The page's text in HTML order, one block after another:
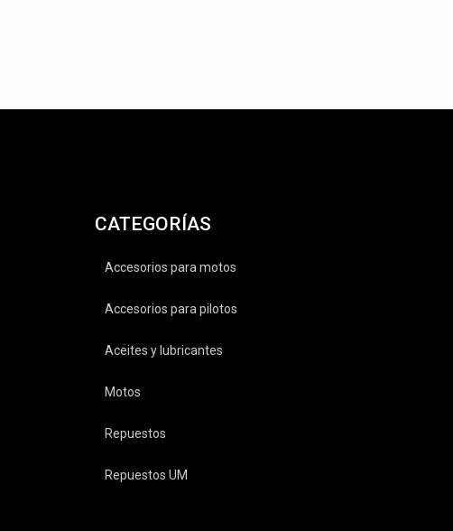
CATEGORÍAS
Accesorios para motos
Accesorios para pilotos
Aceites y lubricantes
Motos
Repuestos
Repuestos UM